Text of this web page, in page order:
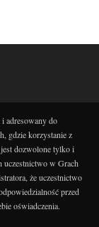
adresowany do
gdzie korzystanie z
dozwolone tylko i
uczestnictwo w Grach
że uczestnictwo
przed
oświadczenia.